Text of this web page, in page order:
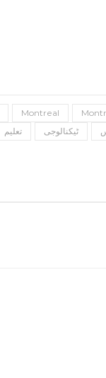
Montreal
تعلیم ٹیکنالوجی